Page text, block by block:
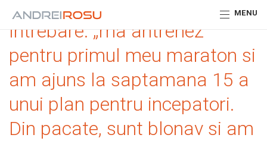
MENU
Intrebare: „ma antrenez
pentru primul meu maraton si
am ajuns la saptamana 15 a
unui plan pentru incepatori.
Din pacate, sunt blonav si am